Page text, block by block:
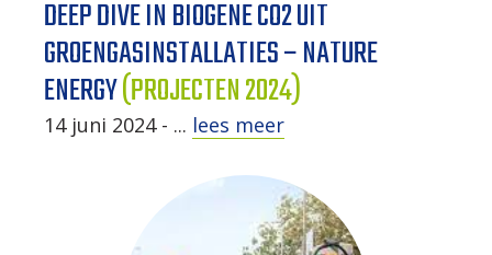
DEEP DIVE IN BIOGENE CO2 UIT
GROENGASINSTALLATIES – NATURE
ENERGY(PROJECTEN 2024)
14 juni 2024 - ... lees meer